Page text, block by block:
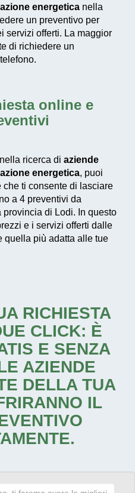
energetica nella
un preventivo per
servizi offerti. La maggior
di richiedere un
online e
ricerca di aziende
energetica, puoi
ti consente di lasciare
a 4 preventivi da
di Lodi. In questo
e i servizi offerti dalle
quella più adatta alle tue
RICHIESTA
CLICK: È
E SENZA
AZIENDE
DELLA TUA
IL